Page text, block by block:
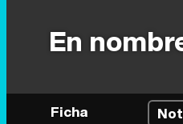
En
Ficha